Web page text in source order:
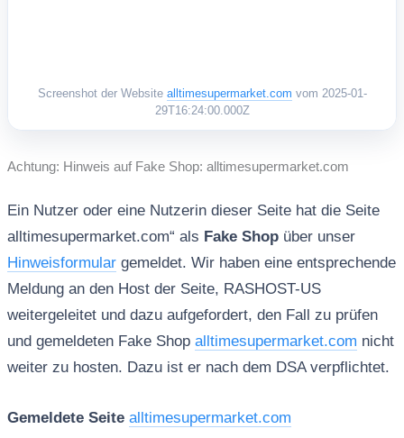
Screenshot der Website alltimesupermarket.com vom 2025-01-
29T16:24:00.000Z
Achtung: Hinweis auf Fake Shop: alltimesupermarket.com
Ein Nutzer oder eine Nutzerin dieser Seite hat die Seite
alltimesupermarket.com“ als Fake Shopüber unser
Hinweisformulargemeldet. Wir haben eine entsprechende
Meldung an den Host der Seite, RASHOST-US
weitergeleitet und dazu aufgefordert, den Fall zu prüfen
und gemeldeten Fake Shop alltimesupermarket.com nicht
weiter zu hosten. Dazu ist er nach dem DSA verpflichtet.
Gemeldete Seite alltimesupermarket.com